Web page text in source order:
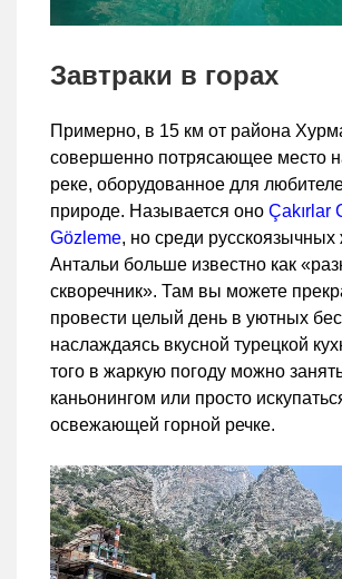
Завтраки в горах
Примерно, в 15 км от района
совершенно потрясающее место
реке, оборудованное для
природе. Называется оно Çakırlar
Gözleme, но среди русскоязычных
Антальи больше известно как
скворечник». Там вы можете
провести целый день в уютных
наслаждаясь вкусной турецкой
того в жаркую погоду можно
каньонингом или просто
освежающей горной речке.